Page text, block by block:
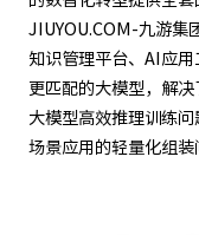
JIUYOU.COM-九游集
知识管理平台、AI应用
更匹配的大模型，解
大模型高效推理训练
场景应用的轻量化组装